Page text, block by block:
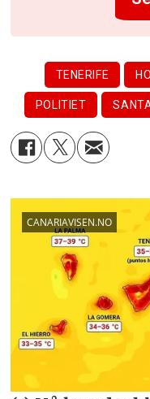
TENERIFE
POLITIET